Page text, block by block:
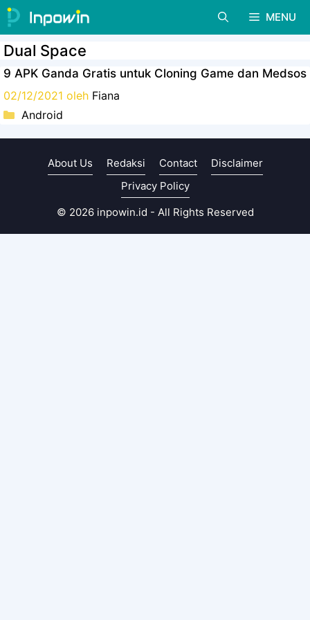
Langsung
ke
MENU
Dual Space
9 APK Ganda Gratis untuk Cloning Game dan Medsos
02/12/2021 oleh Fiana
Kategori
Android
About Us Redaksi Contact
Disclaimer
Privacy Policy
© 2026 inpowin.id - All Rights Reserved